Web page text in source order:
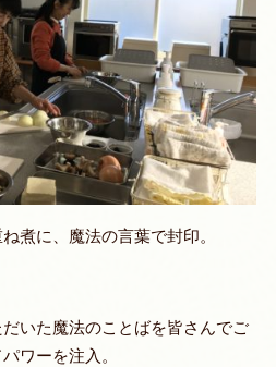
煮に、魔法の言葉で封印。
いた魔法のことばを皆さんでご
ワーを注入。